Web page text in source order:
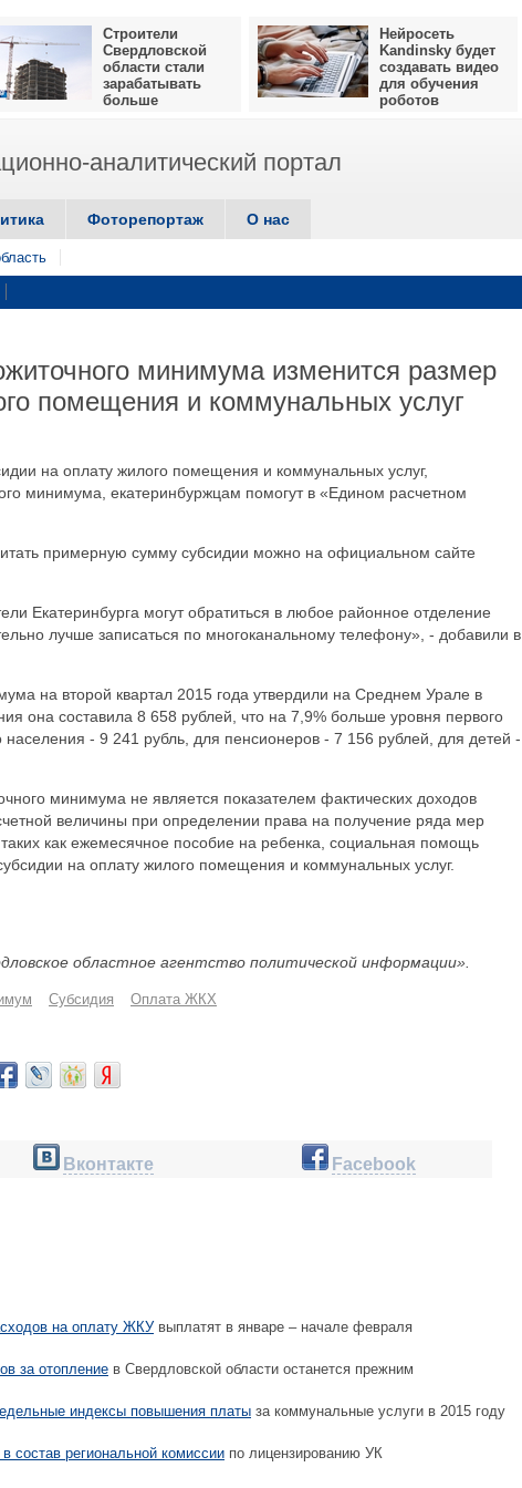
Строители
Свердловской
области стали
зарабатывать
больше
Нейросеть
Kandinsky будет
создавать видео
для обучения
роботов
аналитический портал
Фоторепортаж О нас
минимума изменится размер
помещения и коммунальных услуг
на оплату жилого помещения и коммунальных услуг,
минимума, екатеринбуржцам помогут в «Едином расчетном
примерную сумму субсидии можно на официальном сайте
Екатеринбурга могут обратиться в любое районное отделение
лучше записаться по многоканальному телефону», - добавили в
на второй квартал 2015 года утвердили на Среднем Урале в
она составила 8 658 рублей, что на 7,9% больше уровня первого
населения - 9 241 рубль, для пенсионеров - 7 156 рублей, для детей -
минимума не является показателем фактических доходов
величины при определении права на получение ряда мер
как ежемесячное пособие на ребенка, социальная помощь
на оплату жилого помещения и коммунальных услуг.
областное агентство политической информации».
Субсидия Оплата ЖКХ
Вконтакте Facebook
на оплату ЖКУвыплатят в январе – начале февраля
за отопление в Свердловской области останется прежним
индексы повышения платы за коммунальные услуги в 2015 году
состав региональной комиссии по лицензированию УК